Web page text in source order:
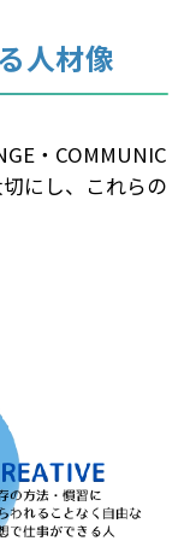
人材像
・COMMUNIC
にし、これらの